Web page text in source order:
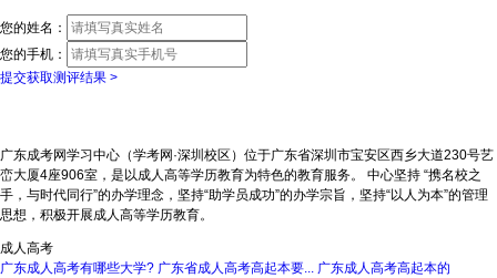
您的姓名：
您的手机：
提交获取测评结果 >
广东成考网学习中心（学考网·深圳校区）位于广东省深圳市宝安区西乡大道230号艺
峦大厦4座906室，是以成人高等学历教育为特色的教育服务。 中心坚持 “携名校之
手，与时代同行”的办学理念，坚持“助学员成功”的办学宗旨，坚持“以人为本”的管理
思想，积极开展成人高等学历教育。
成人高考
广东成人高考有哪些大学? 广东省成人高考高起本要... 广东成人高考高起本的